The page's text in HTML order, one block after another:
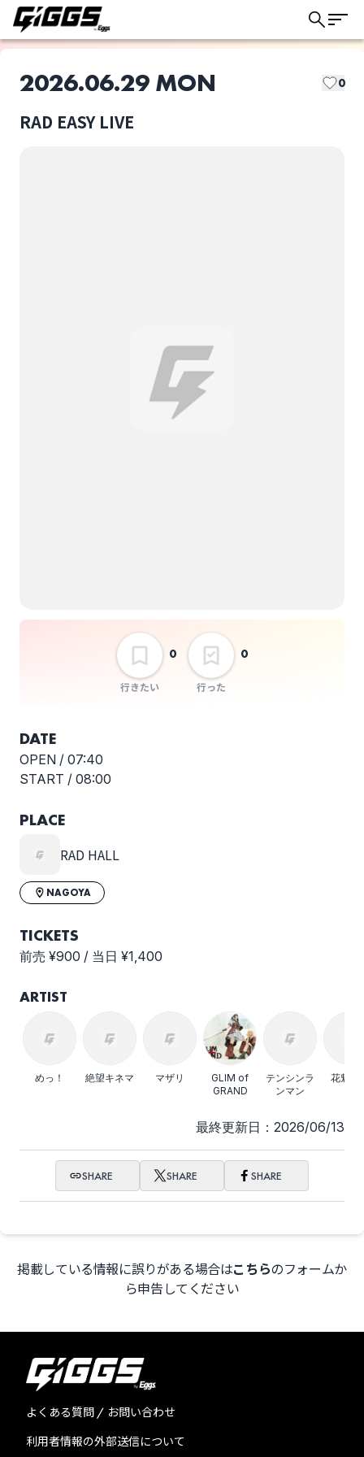
2026.06.29 MON 0
RAD EASY LIVE
行きたい
0
行った
0
テンシンランマン
SiLENT←NOiSE RAD EASY LIVE
DATE
OPEN / 07:40
START / 08:00
PLACE
RAD HALL
NAGOYA
TICKETS
前売 ¥900 / 当日 ¥1,400
ARTIST
めっ！ 絶望キネマ マザリ
GLIM of
GRAND
テンシンラ
ンマン
花魁道
最終更新日：2026/06/13
SHARE SHARE SHARE
掲載している情報に誤りがある場合はこちらのフォームか
ら申告してください
このライブの取り置きは終了しました
よくある質問 / お問い合わせ
利用者情報の外部送信について